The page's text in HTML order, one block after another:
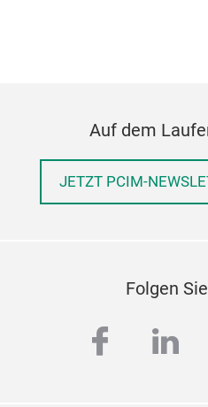
Auf dem
JETZT PCIM-
Folgen